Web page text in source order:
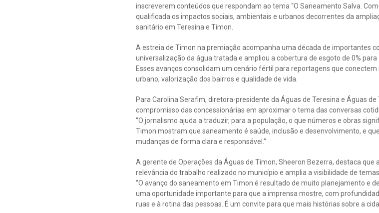
inscreverem conteúdos que respondam ao tema “O Saneamento Salva.
qualificada os impactos sociais, ambientais e urbanos decorrentes da
sanitário em Teresina e Timon.
A estreia de Timon na premiação acompanha uma década de importantes
universalização da água tratada e ampliou a cobertura de esgoto de 0% para
Esses avanços consolidam um cenário fértil para reportagens que
urbano, valorização dos bairros e qualidade de vida.
Para Carolina Serafim, diretora-presidente da Águas de Teresina e Águas
compromisso das concessionárias em aproximar o tema das conversas
“O jornalismo ajuda a traduzir, para a população, o que números e obras
Timon mostram que saneamento é saúde, inclusão e desenvolvimento, e
mudanças de forma clara e responsável.”
A gerente de Operações da Águas de Timon, Sheeron Bezerra, destaca
relevância do trabalho realizado no município e amplia a visibilidade de
“O avanço do saneamento em Timon é resultado de muito planejamento e
uma oportunidade importante para que a imprensa mostre, com
ruas e à rotina das pessoas. É um convite para que mais histórias sobre a